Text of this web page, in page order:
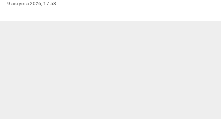
9 августа 2026, 17:58